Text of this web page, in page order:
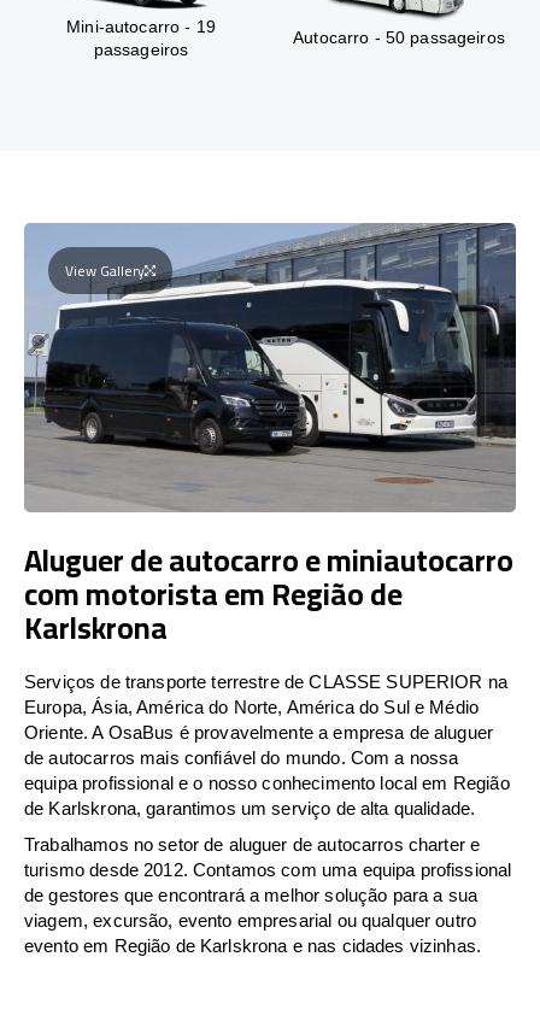
Mini-autocarro - 19
passageiros
Autocarro - 50 passageiros
View Gallery
Aluguer de autocarro e miniautocarro
com motorista em Região de
Karlskrona
Serviços de transporte terrestre de CLASSE SUPERIOR na
Europa, Ásia, América do Norte, América do Sul e Médio
Oriente. A OsaBus é provavelmente a empresa de aluguer
de autocarros mais confiável do mundo. Com a nossa
equipa profissional e o nosso conhecimento local em Região
de Karlskrona, garantimos um serviço de alta qualidade.
Trabalhamos no setor de aluguer de autocarros charter e
turismo desde 2012. Contamos com uma equipa profissional
de gestores que encontrará a melhor solução para a sua
viagem, excursão, evento empresarial ou qualquer outro
evento em Região de Karlskrona e nas cidades vizinhas.